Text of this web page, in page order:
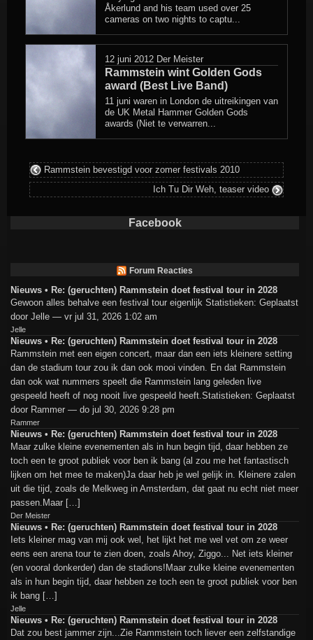
Åkerlund and his team used over 25
cameras on two nights to captu...
12 juni 2012 Der Meister
Rammstein wint Golden Gods
award (Best Live Band)
11 juni waren in London de uitreikingen van
de UK Metal Hammer Golden Gods
awards (Niet te verwarren...
Rammstein bevestigd voor zomer festivals 2010
Ich Tu Dir Weh, teaser video
Facebook
Forum Reacties
Nieuws • Re: (geruchten) Rammstein doet festival tour in 2028
Gewoon alles behalve een festival tour eigenlijk Statistieken: Geplaatst
door Jelle — vr jul 31, 2026 1:02 am
Jelle
Nieuws • Re: (geruchten) Rammstein doet festival tour in 2028
Rammstein met een eigen concert, maar dan een iets kleinere setting
dan de stadium tour zou ik dan ook mooi vinden. En dat Rammstein
dan ook wat nummers speelt die Rammstein lang geleden live
gespeeld heeft of nog nooit live gespeeld heeft.Statistieken: Geplaatst
door Rammer — do jul 30, 2026 9:28 pm
Rammer
Nieuws • Re: (geruchten) Rammstein doet festival tour in 2028
Maar zulke kleine evenementen als in hun begin tijd, daar hebben ze
toch een te groot publiek voor ben ik bang (al zou me het fantastisch
lijken om het mee te maken)Ja daar heb je wel gelijk in. Kleinere zalen
uit die tijd, zoals de Melkweg in Amsterdam, dat gaat nu echt niet meer
passen.Maar […]
Der Meister
Nieuws • Re: (geruchten) Rammstein doet festival tour in 2028
Iets kleiner mag van mij ook wel, het lijkt het me wel vet om ze weer
eens een arena tour te zien doen, zoals Ahoy, Ziggo... Net iets kleiner
(en vooral donkerder) dan de stadions!Maar zulke kleine evenementen
als in hun begin tijd, daar hebben ze toch een te groot publiek voor ben
ik bang […]
Jelle
Nieuws • Re: (geruchten) Rammstein doet festival tour in 2028
Dat zou best jammer zijn...Zie Rammstein toch liever een zelfstandige